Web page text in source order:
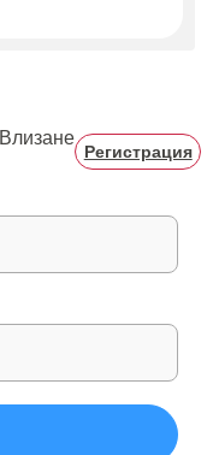
Влизане
Регистрация